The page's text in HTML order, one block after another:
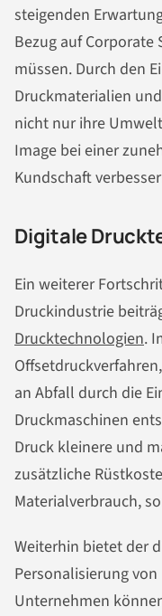
steigenden
Bezug auf Corporate
müssen. Durch den
Druckmaterialien
nicht nur ihre
Image bei einer
Kundschaft
Digitale
Ein weiterer
Druckindustrie
Drucktechnologien.
an Abfall durch die
Druckmaschinen
Druck kleinere und
zusätzliche
Materialverbrauch,
Weiterhin bietet der
Personalisierung
Unternehmen